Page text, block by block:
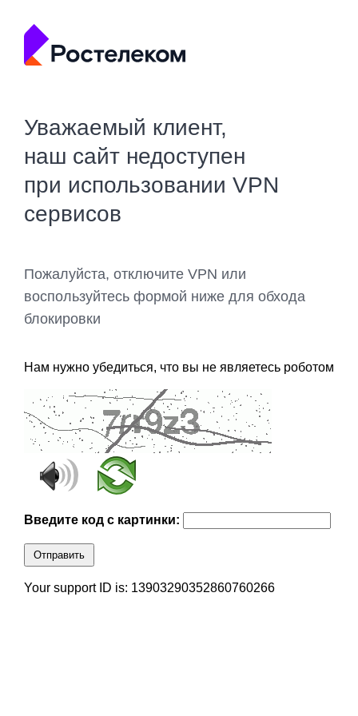
Уважаемый клиент,
наш сайт недоступен
при использовании VPN
сервисов
Пожалуйста, отключите VPN или
воспользуйтесь формой ниже для обхода
блокировки
Нам нужно убедиться, что вы не являетесь роботом
Введите код с картинки:
Отправить
Your support ID is: 13903290352860760266